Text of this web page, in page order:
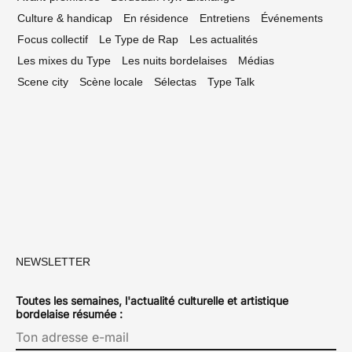
Culture & handicap
En résidence Entretiens
Événements
Focus collectif
Le Type de Rap
Les actualités
Les mixes du Type
Les nuits bordelaises
Médias
Scene city
Scène locale Sélectas Type Talk
NEWSLETTER
Toutes les semaines, l'actualité culturelle et artistique
bordelaise résumée :